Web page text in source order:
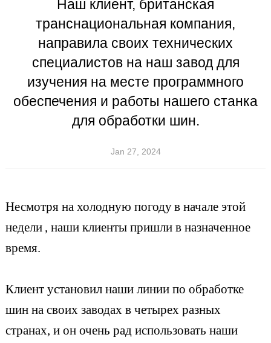
Наш клиент, британская
транснациональная компания,
направила своих технических
специалистов на наш завод для
изучения на месте программного
обеспечения и работы нашего станка
для обработки шин.
Jan 27, 2024
Несмотря на холодную погодув начале этой
недели , наши клиенты пришли в назначенное
время.
Клиент установил наши линии по обработке
шин на своих заводах в четырех разных
странах, и он очень рад использовать наши